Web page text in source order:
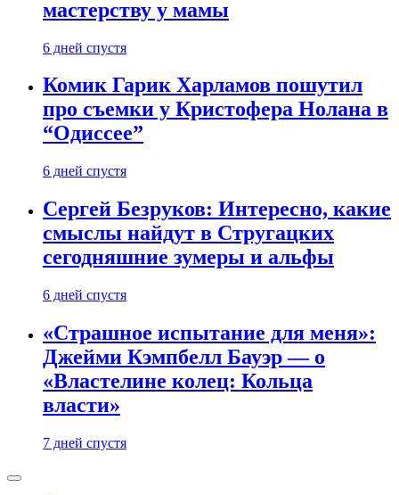
мастерству у мамы
6 дней спустя
Комик Гарик Харламов пошутил
про съемки у Кристофера Нолана в
“Одиссее”
6 дней спустя
Сергей Безруков: Интересно, какие
смыслы найдут в Стругацких
сегодняшние зумеры и альфы
6 дней спустя
«Страшное испытание для меня»:
Джейми Кэмпбелл Бауэр — о
«Властелине колец: Кольца
власти»
7 дней спустя